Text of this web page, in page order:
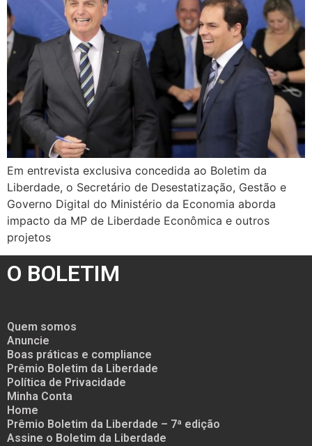
Em entrevista exclusiva concedida ao Boletim da
Liberdade, o Secretário de Desestatização, Gestão e
Governo Digital do Ministério da Economia aborda
impacto da MP de Liberdade Econômica e outros
projetos
O BOLETIM
Quem somos
Anuncie
Boas práticas e compliance
Prêmio Boletim da Liberdade
Política de Privacidade
Minha Conta
Home
Prêmio Boletim da Liberdade – 7ª edição
Assine o Boletim da Liberdade